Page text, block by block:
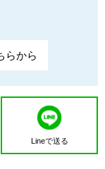
らから
Lineで送る